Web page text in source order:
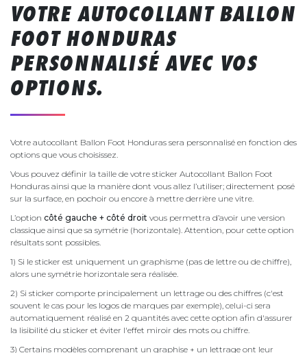
VOTRE AUTOCOLLANT BALLON
FOOT HONDURAS
PERSONNALISÉ AVEC VOS
OPTIONS.
Votre autocollant Ballon Foot Honduras sera personnalisé en fonction des
options que vous choisissez.
Vous pouvez définir la taille de votre sticker Autocollant Ballon Foot
Honduras ainsi que la manière dont vous allez l’utiliser; directement posé
sur la surface, en pochoir ou encore à mettre derrière une vitre.
L’option côté gauche + côté droit vous permettra d’avoir une version
classique ainsi que sa symétrie (horizontale). Attention, pour cette option
résultats sont possibles.
1) Si le sticker est uniquement un graphisme (pas de lettre ou de chiffre),
alors une symétrie horizontale sera réalisée.
2) Si sticker comporte principalement un lettrage ou des chiffres (c'est
souvent le cas pour les logos de marques par exemple), celui-ci sera
automatiquement réalisé en 2 quantités avec cette option afin d'assurer
la lisibilité du sticker et éviter l'effet miroir des mots ou chiffre.
3) Certains modèles comprenant un graphise + un lettrage ont leur